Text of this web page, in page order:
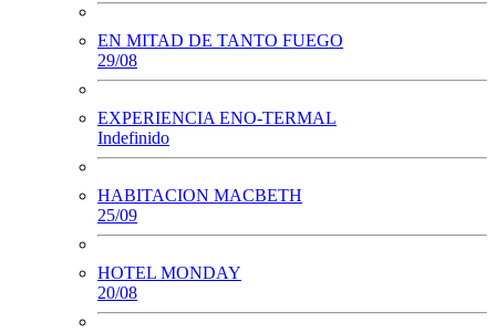
EN MITAD DE TANTO FUEGO
29/08
EXPERIENCIA ENO-TERMAL
Indefinido
HABITACION MACBETH
25/09
HOTEL MONDAY
20/08